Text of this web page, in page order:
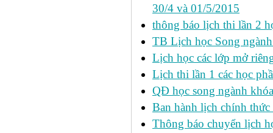
30/4 và 01/5/2015
thông báo lịch thi lần 2
TB Lịch học Song
Lịch học các lớp mở
Lịch thi lần 1 các học
QĐ học song ngành
Ban hành lịch chính
Thông báo chuyển lịch